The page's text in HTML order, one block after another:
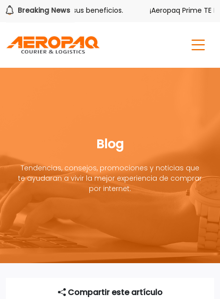
Breaking News
también tiene sus beneficios. ¡Aeropaq Prime TE DA
Blog
Tendencias, consejos, promociones y noticias que
te ayudaran a vivir la mejor experiencia de comprar
por internet.
Compartir este artículo